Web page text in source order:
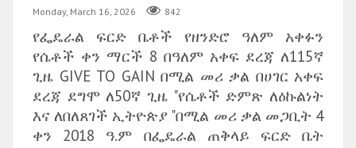
Monday, March 16, 2026 842
የፌዴራል ፍርድ ቤቶች የዘንድሮ ዓለም አቀፉን
የሴቶች ቀን ማርች 8 በዓለም አቀፍ ደረጃ ለ115ኛ
ጊዜ GIVE TO GAIN በሚል መሪ ቃል በሀገር አቀፍ
ደረጃ ደግሞ ለ50ኛ ጊዜ "የሴቶች ድምጽ ለዕኩልነት
እና ለበለጸገች ኢትዮጵያ "በሚል መሪ ቃል መጋቢት 4
ቀን 2018 ዓ.ም በፌዴራል ጠቅላይ ፍርድ ቤት